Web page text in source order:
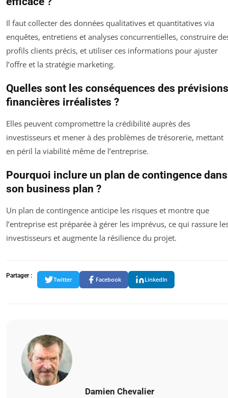
Il faut collecter des données qualitatives et quantitatives via
enquêtes, entretiens et analyses concurrentielles, construire
profils clients précis, et utiliser ces informations pour ajuster
l’offre et la stratégie marketing.
Quelles sont les conséquences des prévisions
financières irréalistes ?
Elles peuvent compromettre la crédibilité auprès des
investisseurs et mener à des problèmes de trésorerie, mettant
en péril la viabilité même de l’entreprise.
Pourquoi inclure un plan de contingence dans
son business plan ?
Un plan de contingence anticipe les risques et montre que
l’entreprise est préparée à gérer les imprévus, ce qui rassure
investisseurs et augmente la résilience du projet.
Partager :
Twitter Facebook LinkedIn
Damien Chevalier